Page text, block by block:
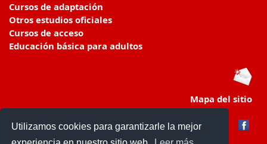
Utilizamos cookies para garantizarle la mejor
Cursos de adaptación
Otros estudios oficiales
Cursos de acceso
Educación básica para adultos
Mapa del sitio